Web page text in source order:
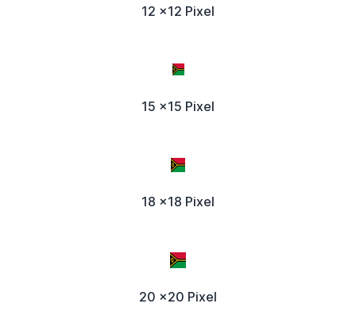
12 x12 Pixel
15 x15 Pixel
18 x18 Pixel
20 x20 Pixel